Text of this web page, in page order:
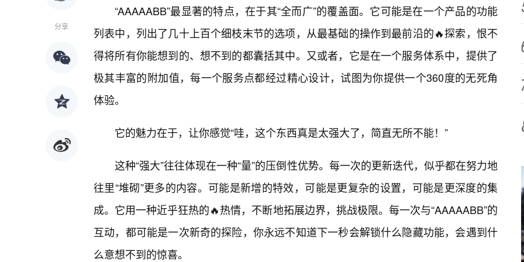
分享
“AAAAABB”最显著的特点，在于其“全而广”的覆盖面。它可能是在一个产品的功能
列表中，列出了几十上百个细枝末节的选项，从最基础的操作到最前沿的🔥探索，恨不
得将所有你能想到的、想不到的都囊括其中。又或者，它是在一个服务体系中，提供了
极其丰富的附加值，每一个服务点都经过精心设计，试图为你提供一个360度的无死角
体验。
它的魅力在于，让你感觉“哇，这个东西真是太强大了，简直无所不能！”
这种“强大”往往体现在一种“量”的压倒性优势。每一次的更新迭代，似乎都在努力地
往里“堆砌”更多的内容。可能是新增的特效，可能是更复杂的设置，可能是更深度的集
成。它用一种近乎狂热的🔥热情，不断地拓展边界，挑战极限。每一次与“AAAAABB”的
互动，都可能是一次新奇的探险，你永远不知道下一秒会解锁什么隐藏功能，会遇到什
么意想不到的惊喜。